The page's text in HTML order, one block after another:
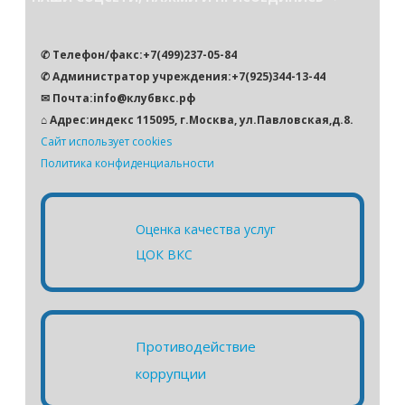
✆ Телефон/факс:+7(499)237-05-84
✆ Администратор учреждения:+7(925)344-13-44
✉ Почта:info@клубвкс.рф
⌂ Адрес:индекс 115095, г.Москва, ул.Павловская,д.8.
Сайт использует cookies
Политика конфиденциальности
Оценка качества услуг
ЦОК ВКС
Противодействие
коррупции